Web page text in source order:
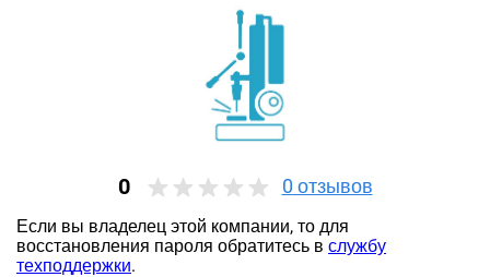
0 0 отзывов
Если вы владелец этой компании, то для
восстановления пароля обратитесь в службу
техподдержки.